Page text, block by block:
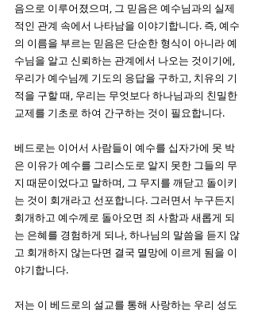
음으로 이루어졌으며, 그 믿음은 예수님과의 실제
적인 관계 속에서 나타남을 이야기합니다. 즉, 예수
의 이름을 부르는 믿음은 단순한 형식이 아니라 예
수님을 알고 신뢰하는 관계에서 나오는 것이기에,
우리가 예수님께 기도의 응답을 구하고, 치유의 기
적을 구할 때, 우리는 무엇보다 하나님과의 친밀한
교제를 기초로 하여 간구하는 것이 필요합니다.
베드로는 이어서 사람들이 예수를 십자가에 못 박
은 이유가 예수를 그리스도로 알지 못한 그들의 무
지 때문이었다고 말하며, 그 무지를 깨닫고 돌이키
는 것이 회개라고 선포합니다. 그러면서 누구든지
회개하고 예수께로 돌아오면 죄 사함과 새롭게 되
는 은혜를 경험하게 되나, 하나님의 말씀을 듣지 않
고 회개하지 않는다면 결국 멸망에 이르게 됨을 이
야기합니다.
저는 이 베드로의 설교를 통해 사랑하는 우리 성도